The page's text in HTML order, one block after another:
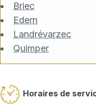
Briec
Edern
Landrévarzec
Quimper
Horaires de